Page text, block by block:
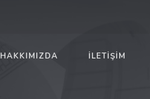
HAKKIMIZDA İLETIŞIM